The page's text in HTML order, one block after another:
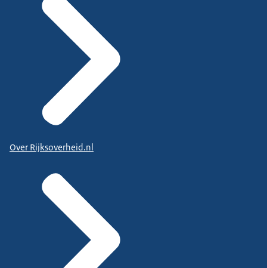
Over Rijksoverheid.nl